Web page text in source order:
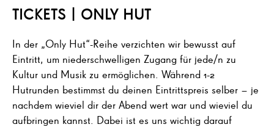
TICKETS | ONLY HUT
In der „Only Hut“-Reihe verzichten wir bewusst auf
Eintritt, um niederschwelligen Zugang für jede/n zu
Kultur und Musik zu ermöglichen. Während 1-2
Hutrunden bestimmst du deinen Eintrittspreis selber – je
nachdem wieviel dir der Abend wert war und wieviel du
aufbringen kannst. Dabei ist es uns wichtig darauf